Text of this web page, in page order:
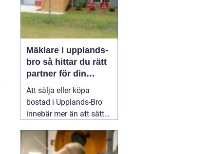
Mäklare i upplands-
bro så hittar du rätt
partner för din
bostadsaffär
Att sälja eller köpa
bostad i Upplands-Bro
innebär mer än att sätta
annons. Marknaden rör
sig snabbt, varje område